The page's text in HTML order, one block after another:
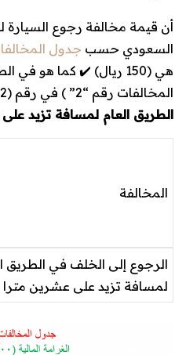
أن قيمة مخالفة رجوع
السعودي حسب جدول
هي (150 ريال
) ✔️ كما هو في
المخالفات رقم “2” ) في رقم (2)
الطريق العام لمسافة تزيد
المخالفة
الرجوع إلى الخلف في الطريق
لمسافة تزيد على عشرين مترا